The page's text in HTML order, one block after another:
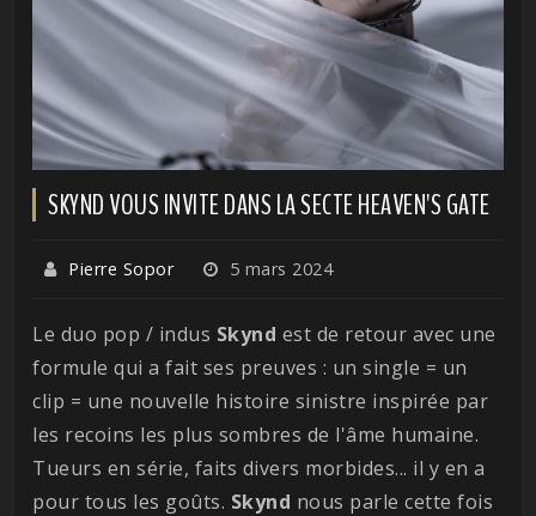
SKYND VOUS INVITE DANS LA SECTE HEAVEN'S GATE
Pierre Sopor 5 mars 2024
Le duo pop / indus Skynd est de retour avec une
formule qui a fait ses preuves : un single = un
clip = une nouvelle histoire sinistre inspirée par
les recoins les plus sombres de l'âme humaine.
Tueurs en série, faits divers morbides... il y en a
pour tous les goûts. Skynd nous parle cette fois